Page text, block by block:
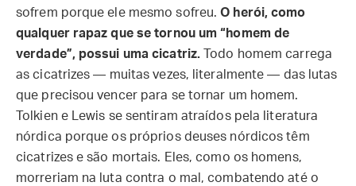
sofrem porque ele mesmo sofreu.O herói, como
qualquer rapaz que se tornou um “homem de
verdade”, possui uma cicatriz.
Todo homem carrega
as cicatrizes — muitas vezes, literalmente — das lutas
que precisou vencer para se tornar um homem.
Tolkien e Lewis se sentiram atraídos pela literatura
nórdica porque os próprios deuses nórdicos têm
cicatrizes e são mortais. Eles, como os homens,
morreriam na luta contra o mal, combatendo até o